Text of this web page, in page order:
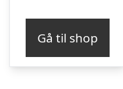
Gå til shop